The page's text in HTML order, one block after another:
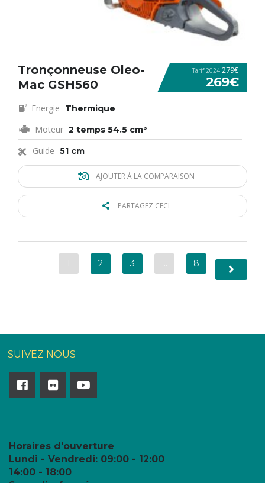
Tarif 2024 279€
269€
Tronçonneuse Oleo-
Mac GSH560
Energie Thermique
Moteur 2 temps 54.5 cm³
Guide 51 cm
AJOUTER À LA COMPARAISON
PARTAGEZ CECI
1 2 3 … 8
SUIVEZ NOUS
Horaires d'ouverture
Lundi - Vendredi: 09:00 - 12:00
14:00 - 18:00